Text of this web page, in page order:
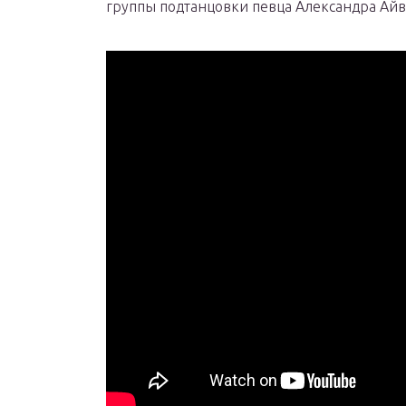
группы подтанцовки певца Александра